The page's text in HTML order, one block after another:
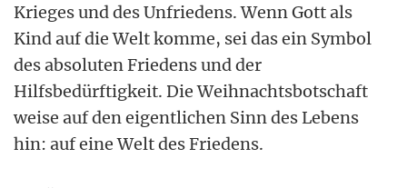
Krieges und des Unfriedens. Wenn Gott als
Kind auf die Welt komme, sei das ein Symbol
des absoluten Friedens und der
Hilfsbedürftigkeit. Die Weihnachtsbotschaft
weise auf den eigentlichen Sinn des Lebens
hin: auf eine Welt des Friedens.